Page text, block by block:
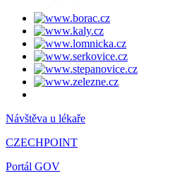
Návštěva u lékaře
CZECHPOINT
Portál GOV